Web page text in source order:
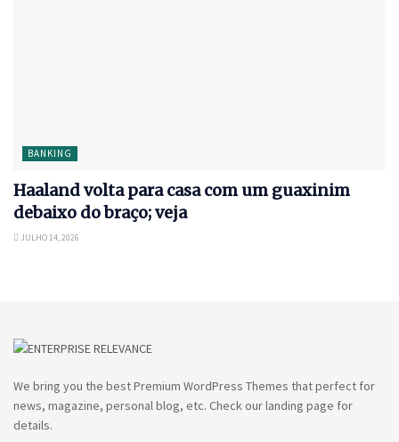
BANKING
Haaland volta para casa com um guaxinim
debaixo do braço; veja
JULHO 14, 2026
We bring you the best Premium WordPress Themes that perfect for
news, magazine, personal blog, etc. Check our landing page for
details.